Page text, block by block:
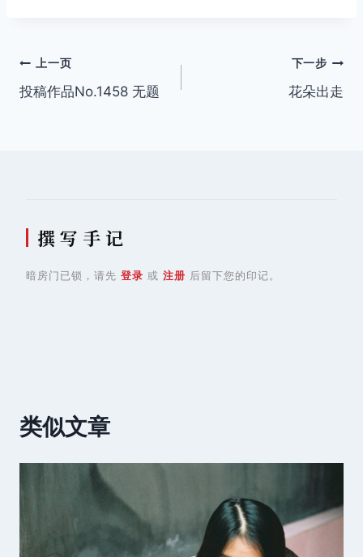
文
章
上一页
投稿作品No.1458 无题
下一步
花朵出走
撰 写 手 记
暗房门已锁，请先 登录 或 注册 后留下您的印记。
类似文章